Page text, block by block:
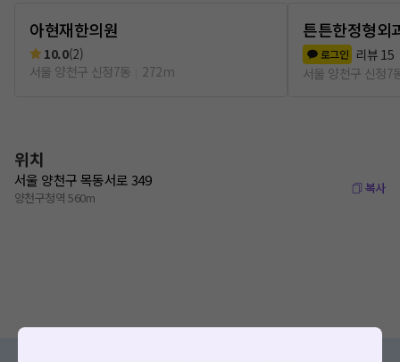
아현재한의원
10.0(2)
서울 양천구 신정7동
272m
튼튼한정형외
로그인 리뷰 15
서울 양천구 신정7
위치
서울 양천구 목동서로 349
양천구청역 560m
복사